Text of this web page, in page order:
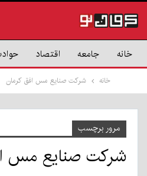
خانه جامعه اقتصاد
خانه شرکت صنایع مس افق کرمان
مرور برچسب
شرکت صنایع مس